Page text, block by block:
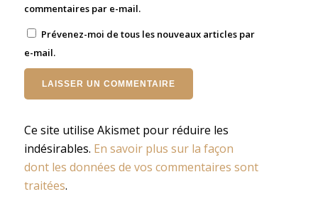
commentaires par e-mail.
Prévenez-moi de tous les nouveaux articles par
e-mail.
Ce site utilise Akismet pour réduire les
indésirables. En savoir plus sur la façon
dont les données de vos commentaires sont
traitées.